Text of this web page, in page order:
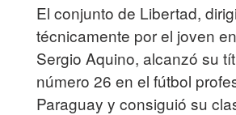
El conjunto de Libertad,
técnicamente por el joven
Sergio Aquino, alcanzó su
número 26 en el fútbol
Paraguay y consiguió su